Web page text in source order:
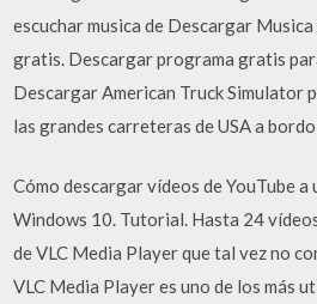
escuchar musica de Descargar
gratis. Descargar programa gratis
Descargar American Truck Simulator
las grandes carreteras de USA a bordo
Cómo descargar vídeos de YouTube a
Windows 10. Tutorial. Hasta 24
de VLC Media Player que tal vez no
VLC Media Player es uno de los más